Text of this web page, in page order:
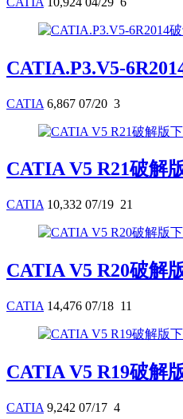
CATIA.P3.V5-
CATIA 6,867 07/20 3
CATIA V5 R21破解
CATIA 10,332 07/19 21
CATIA V5 R20破解
CATIA 14,476 07/18 11
CATIA V5 R19破解
CATIA 9,242 07/17 4